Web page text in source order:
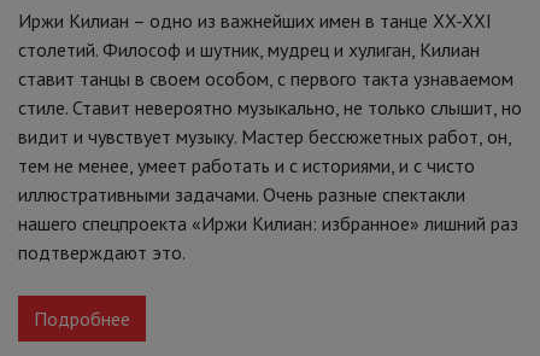
Иржи Килиан – одно из важнейших имен в танце XX-XXI
столетий. Философ и шутник, мудрец и хулиган, Килиан
ставит танцы в своем особом, с первого такта узнаваемом
стиле. Ставит невероятно музыкально, не только слышит, но
видит и чувствует музыку. Мастер бессюжетных работ, он,
тем не менее, умеет работать и с историями, и с чисто
иллюстративными задачами. Очень разные спектакли
нашего спецпроекта «Иржи Килиан: избранное» лишний раз
подтверждают это.
Подробнее